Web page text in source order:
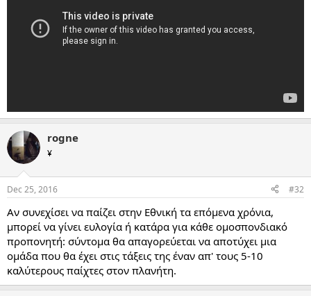
rogne
¥
Dec 25, 2016 #32
Αν συνεχίσει να παίζει στην Εθνική τα επόμενα χρόνια,
μπορεί να γίνει ευλογία ή κατάρα για κάθε ομοσπονδιακό
προπονητή: σύντομα θα απαγορεύεται να αποτύχει μια
ομάδα που θα έχει στις τάξεις της έναν απ' τους 5-10
καλύτερους παίχτες στον πλανήτη.